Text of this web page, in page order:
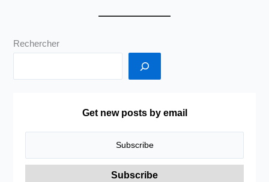
Why
MS
“New
Rechercher
Get new posts by email